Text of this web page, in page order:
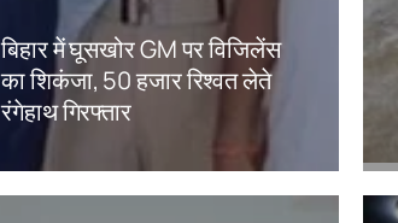
बिहार में घूसखोर GM पर विजिलेंस
का शिकंजा, 50 हजार रिश्वत लेते
रंगेहाथ गिरफ्तार
Amit Lekh